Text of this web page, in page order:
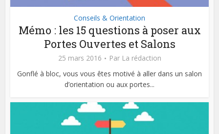
Conseils & Orientation
Mémo : les 15 questions à poser aux
Portes Ouvertes et Salons
25 mars 2016 Par La rédaction
Gonflé à bloc, vous vous êtes motivé à aller dans un salon
d’orientation ou aux portes...